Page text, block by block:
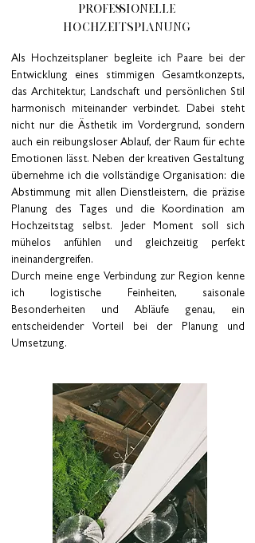
Professionelle
Hochzeitsplanung
Als Hochzeitsplaner begleite ich Paare bei der
Entwicklung eines stimmigen Gesamtkonzepts,
das Architektur, Landschaft und persönlichen Stil
harmonisch miteinander verbindet. Dabei steht
nicht nur die Ästhetik im Vordergrund, sondern
auch ein reibungsloser Ablauf, der Raum für echte
Emotionen lässt. Neben der kreativen Gestaltung
übernehme ich die vollständige Organisation: die
Abstimmung mit allen Dienstleistern, die präzise
Planung des Tages und die Koordination am
Hochzeitstag selbst. Jeder Moment soll sich
mühelos anfühlen und gleichzeitig perfekt
ineinandergreifen.
Durch meine enge Verbindung zur Region kenne
ich logistische Feinheiten, saisonale
Besonderheiten und Abläufe genau, ein
entscheidender Vorteil bei der Planung und
Umsetzung.